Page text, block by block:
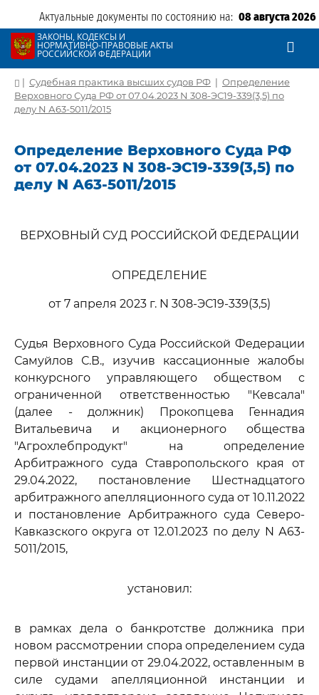
Актуальные документы по состоянию на: 08 августа 2026
ЗАКОНЫ, КОДЕКСЫ И
НОРМАТИВНО-ПРАВОВЫЕ АКТЫ
РОССИЙСКОЙ ФЕДЕРАЦИИ
| Судебная практика высших судов РФ | Определение
Верховного Суда РФ от 07.04.2023 N 308-ЭС19-339(3,5) по
делу N А63-5011/2015
Определение Верховного Суда РФ
от 07.04.2023 N 308-ЭС19-339(3,5) по
делу N А63-5011/2015
ВЕРХОВНЫЙ СУД РОССИЙСКОЙ ФЕДЕРАЦИИ
ОПРЕДЕЛЕНИЕ
от 7 апреля 2023 г. N 308-ЭС19-339(3,5)
Судья Верховного Суда Российской Федерации
Самуйлов С.В., изучив кассационные жалобы
конкурсного управляющего обществом с
ограниченной ответственностью "Кевсала"
(далее - должник) Прокопцева Геннадия
Витальевича и акционерного общества
"Агрохлебпродукт" на определение
Арбитражного суда Ставропольского края от
29.04.2022, постановление Шестнадцатого
арбитражного апелляционного суда от 10.11.2022
и постановление Арбитражного суда Северо-
Кавказского округа от 12.01.2023 по делу N А63-
5011/2015,
установил:
в рамках дела о банкротстве должника при
новом рассмотрении спора определением суда
первой инстанции от 29.04.2022, оставленным в
силе судами апелляционной инстанции и